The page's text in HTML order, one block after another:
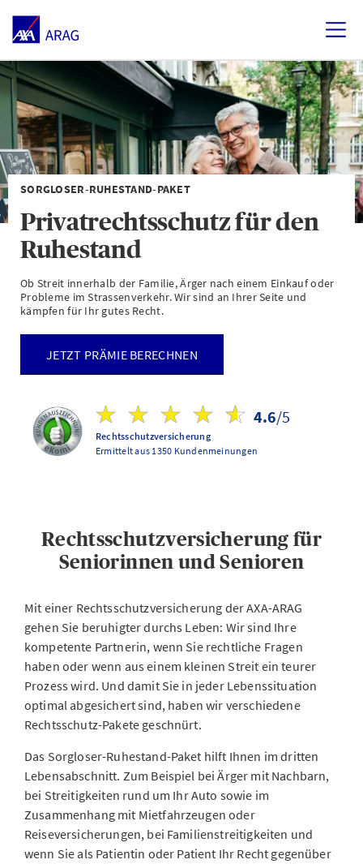
SORGLOSER-RUHESTAND-PAKET
Privatrechtsschutz für den
Ruhestand
Ob Streit innerhalb der Familie, Ärger nach einem Einkauf oder
Probleme im Strassenverkehr. Wir sind an Ihrer Seite und
kämpfen für Ihr gutes Recht.
JETZT PRÄMIE BERECHNEN
4.6/5
Rechtsschutzversicherung
Ermittelt aus 1350 Kundenmeinungen
Rechtsschutzversicherung für
Seniorinnen und Senioren
Mit einer Rechtsschutzversicherung der AXA-ARAG
gehen Sie beruhigter durchs Leben: Wir sind Ihre
kompetente Partnerin, wenn Sie rechtliche Fragen
haben oder wenn aus einem kleinen Streit ein teurer
Prozess wird. Und damit Sie in jeder Lebenssituation
optimal abgesichert sind, haben wir verschiedene
Rechtsschutz-Pakete geschnürt.
Das Sorgloser-Ruhestand-Paket hilft Ihnen im dritten
Lebensabschnitt. Zum Beispiel bei Ärger mit Nachbarn,
bei Streitigkeiten rund um Ihr Auto sowie im
Zusammenhang mit Mietfahrzeugen oder
Reiseversicherungen, bei Familienstreitigkeiten und
wenn Sie als Patientin oder Patient Ihr Recht gegenüber